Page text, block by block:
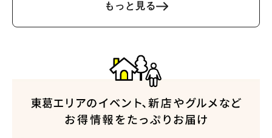
もっと見る